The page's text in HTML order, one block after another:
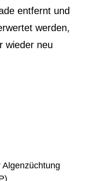
entfernt und
werden,
wieder neu